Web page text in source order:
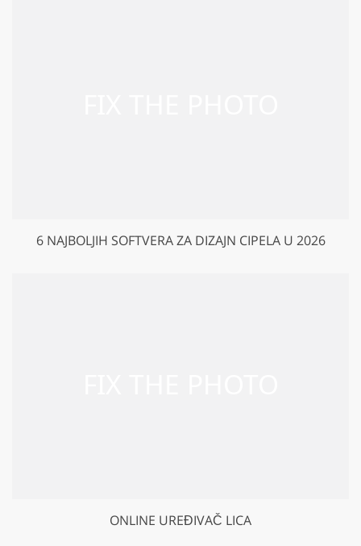
6 NAJBOLJIH SOFTVERA ZA DIZAJN CIPELA U 2026
ONLINE UREĐIVAČ LICA